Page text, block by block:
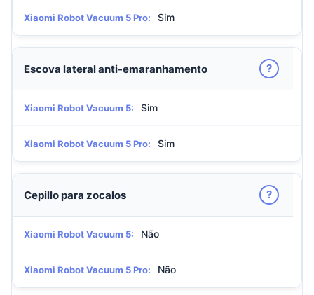
Xiaomi Robot Vacuum 5 Pro: Sim
Escova lateral anti-emaranhamento ?
Xiaomi Robot Vacuum 5: Sim
Xiaomi Robot Vacuum 5 Pro: Sim
Cepillo para zocalos ?
Xiaomi Robot Vacuum 5: Não
Xiaomi Robot Vacuum 5 Pro: Não